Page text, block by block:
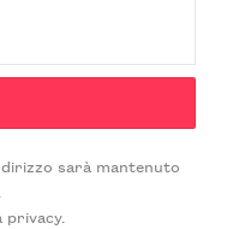
sarà mantenuto